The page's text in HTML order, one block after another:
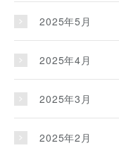
2025年5月
2025年4月
2025年3月
2025年2月